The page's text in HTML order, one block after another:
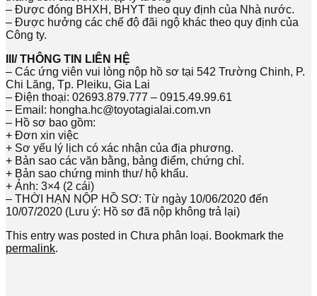
– Được đóng BHXH, BHYT theo quy định của Nhà nước.
– Được hưởng các chế độ đãi ngộ khác theo quy định của
Công ty.
III/ THÔNG TIN LIÊN HỆ
– Các ứng viên vui lòng nộp hồ sơ tại 542 Trường Chinh, P.
Chi Lăng, Tp. Pleiku, Gia Lai
– Điện thoại: 02693.879.777 – 0915.49.99.61
– Email: hongha.hc@toyotagialai.com.vn
– Hồ sơ bao gồm:
+ Đơn xin việc
+ Sơ yếu lý lịch có xác nhận của địa phương.
+ Bản sao các văn bằng, bảng điểm, chứng chỉ.
+ Bản sao chứng minh thư/ hộ khẩu.
+ Ảnh: 3×4 (2 cái)
– THỜI HẠN NỘP HỒ SƠ: Từ ngày 10/06/2020 đến
10/07/2020 (Lưu ý: Hồ sơ đã nộp không trả lại)
This entry was posted in Chưa phân loại. Bookmark the
permalink.